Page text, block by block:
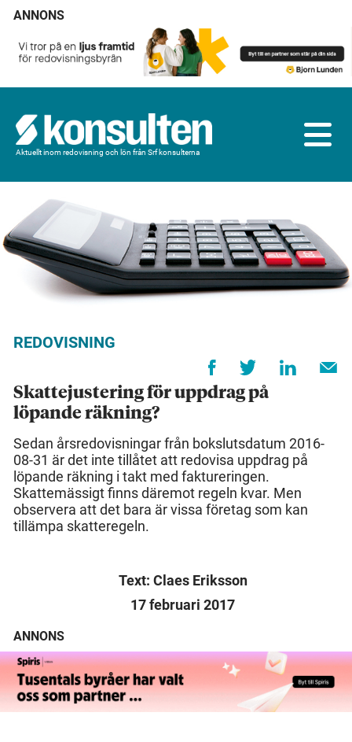
ANNONS
Aktuellt inom redovisning och lön från Srf konsulterna
REDOVISNING
Skattejustering för uppdrag på
löpande räkning?
Sedan årsredovisningar från bokslutsdatum 2016-
08-31 är det inte tillåtet att redovisa uppdrag på
löpande räkning i takt med faktureringen.
Skattemässigt finns däremot regeln kvar. Men
observera att det bara är vissa företag som kan
tillämpa skatteregeln.
Text: Claes Eriksson
17 februari 2017
ANNONS